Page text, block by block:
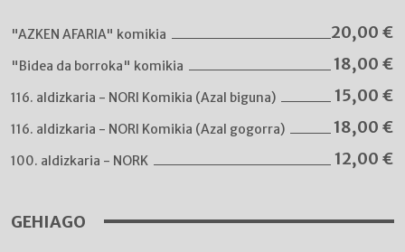
"AZKEN AFARIA" komikia 20,00 €
"Bidea da borroka" komikia 18,00 €
116. aldizkaria - NORI Komikia (Azal biguna) 15,00 €
116. aldizkaria - NORI Komikia (Azal gogorra) 18,00 €
100. aldizkaria - NORK 12,00 €
GEHIAGO